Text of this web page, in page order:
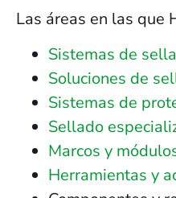
Las áreas en las que
Sistemas de
Soluciones de
Sistemas de
Sellado
Marcos y
Herramientas y